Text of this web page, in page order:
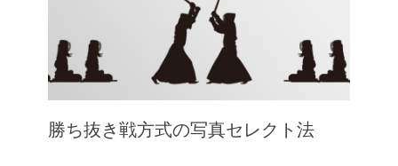
勝ち抜き戦方式の写真セレクト法